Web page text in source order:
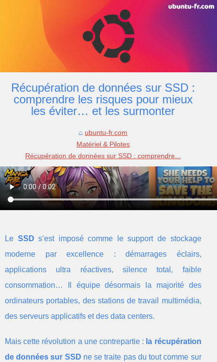
Récupération de données sur SSD :
comprendre les risques pour mieux
les éviter… et les surmonter
ubuntu-fr.com
Matériel & Pilotes
Récupération de données sur SSD : comprendre...
Le SSD s’est imposé comme le support de stockage
moderne par excellence : démarrages éclairs,
applications ultra réactives, silence total, faible
consommation… Il équipe désormais la majorité des
ordinateurs portables, des stations de travail multimédia,
des serveurs applicatifs et des data centers.
Mais cette révolution a une contrepartie : la récupération
de données sur SSD ne se traite pas du tout comme sur